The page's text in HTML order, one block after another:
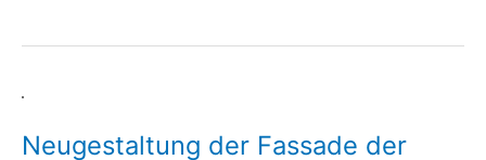
Neugestaltung der Fassade der
Neugestaltung
Fassade